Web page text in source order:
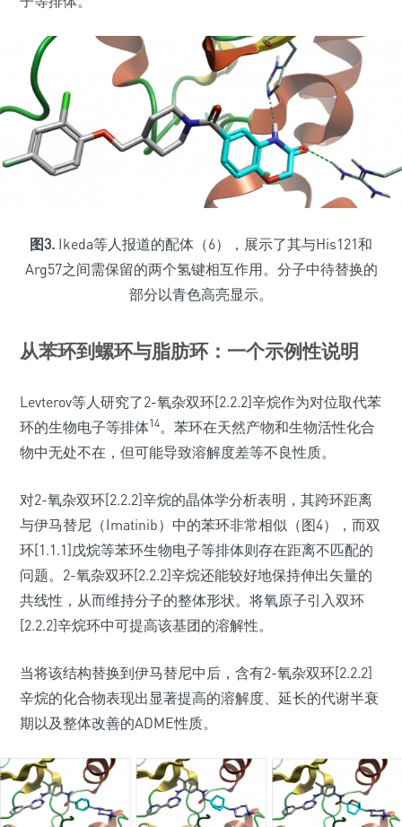
图3. Ikeda等人报道的配体（6），展示了其与His121和
Arg57之间需保留的两个氢键相互作用。分子中待替换的
部分以青色高亮显示。
从苯环到螺环与脂肪环：一个示例性说明
Levterov等人研究了2-氧杂双环[2.2.2]辛烷作为对位取代苯
环的生物电子等排体14。苯环在天然产物和生物活性化合
物中无处不在，但可能导致溶解度差等不良性质。
对2-氧杂双环[2.2.2]辛烷的晶体学分析表明，其跨环距离
与伊马替尼（Imatinib）中的苯环非常相似（图4），而双
环[1.1.1]戊烷等苯环生物电子等排体则存在距离不匹配的
问题。2-氧杂双环[2.2.2]辛烷还能较好地保持伸出矢量的
共线性，从而维持分子的整体形状。将氧原子引入双环
[2.2.2]辛烷环中可提高该基团的溶解性。
当将该结构替换到伊马替尼中后，含有2-氧杂双环[2.2.2]
辛烷的化合物表现出显著提高的溶解度、延长的代谢半衰
期以及整体改善的ADME性质。